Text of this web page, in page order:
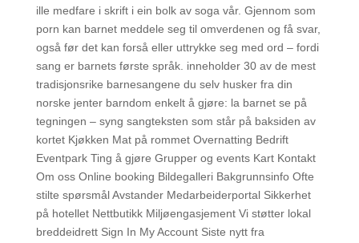
ille medfare i skrift i ein bolk av soga vår. Gjennom som
porn kan barnet meddele seg til omverdenen og få svar,
også før det kan forså eller uttrykke seg med ord – fordi
sang er barnets første språk. inneholder 30 av de mest
tradisjonsrike barnesangene du selv husker fra din
norske jenter barndom enkelt å gjøre: la barnet se på
tegningen – syng sangteksten som står på baksiden av
kortet Kjøkken Mat på rommet Overnatting Bedrift
Eventpark Ting å gjøre Grupper og events Kart Kontakt
Om oss Online booking Bildegalleri Bakgrunnsinfo Ofte
stilte spørsmål Avstander Medarbeiderportal Sikkerhet
på hotellet Nettbutikk Miljøengasjement Vi støtter lokal
breddeidrett Sign In My Account Siste nytt fra